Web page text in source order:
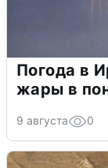
Погода в
жары в
9 августа 0